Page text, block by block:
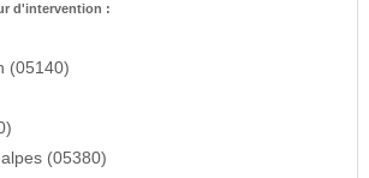
d'intervention :
(05140)
(05380)